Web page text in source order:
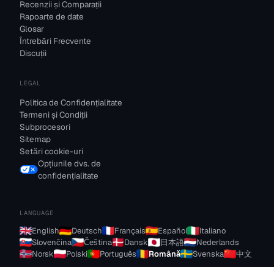
Recenzii și Comparații
Rapoarte de date
Glosar
Întrebări Frecvente
Discuții
LEGAL
Politica de Confidențialitate
Termeni și Condiții
Subprocesori
Sitemap
Setări cookie-uri
Opțiunile dvs. de
confidențialitate
LANGUAGE
English Deutsch Français Español
Italiano
Slovenčina
Čeština Dansk 日本語
Nederlands
Norsk
Polski Português Română Svenska 中文